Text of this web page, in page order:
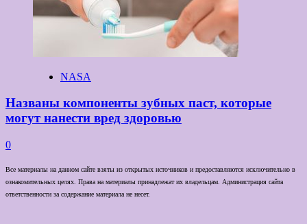
NASA
Названы компоненты зубных паст, которые
могут нанести вред здоровью
0
Все материалы на данном сайте взяты из открытых источников и предоставляются исключительно в
ознакомительных целях. Права на материалы принадлежат их владельцам. Администрация сайта
ответственности за содержание материала не несет.